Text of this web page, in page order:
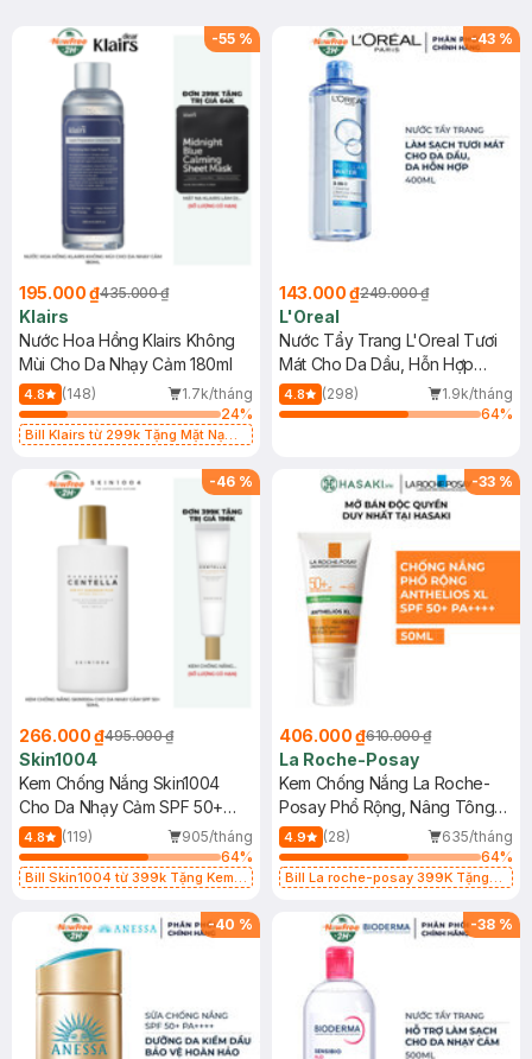
-55 %
195.000 ₫435.000 ₫
Klairs
Nước Hoa Hồng Klairs Không
Mùi Cho Da Nhạy Cảm 180ml
4.8 (148)
1.7k/tháng
24%
Bill Klairs từ 299k Tặng Mặt Nạ
25ml (SL Có Hạn)
-43 %
143.000 ₫249.000 ₫
L'Oreal
Nước Tẩy Trang L'Oreal Tươi
Mát Cho Da Dầu, Hỗn Hợp
400ml
4.8 (298)
1.9k/tháng
64%
-46 %
266.000 ₫495.000 ₫
Skin1004
Kem Chống Nắng Skin1004
Cho Da Nhạy Cảm SPF 50+
50ml
4.8 (119)
905/tháng
64%
Bill Skin1004 từ 399k Tặng Kem
SPF 50+ 20ml (SL Có Hạn)
-33 %
406.000 ₫610.000 ₫
La Roche-Posay
Kem Chống Nắng La Roche-
Posay Phổ Rộng, Nâng Tông
Kiềm Dầu 50ml
4.9 (28)
635/tháng
64%
Bill La roche-posay 399K Tặng
(SL có hạn)
-40 % -38 %